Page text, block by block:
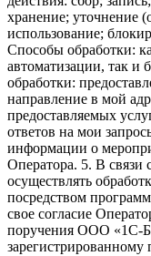
хранение; уточнение
использование;
Способы обработки:
автоматизации, так и
обработки:
направление в мой
предоставляемых
ответов на мои
информации о
Оператора. 5. В связи
осуществлять
посредством
свое согласие
поручения ООО «1С-
зарегистрированному